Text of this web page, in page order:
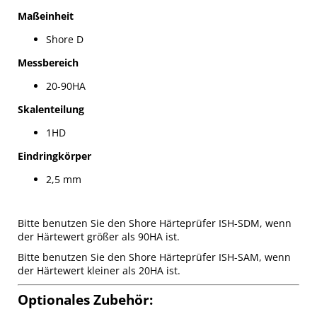
Maßeinheit
Shore D
Messbereich
20-90HA
Skalenteilung
1HD
Eindringkörper
2,5 mm
Bitte benutzen Sie den Shore Härteprüfer ISH-SDM, wenn
der Härtewert größer als 90HA ist.
Bitte benutzen Sie den Shore Härteprüfer ISH-SAM, wenn
der Härtewert kleiner als 20HA ist.
Optionales Zubehör: